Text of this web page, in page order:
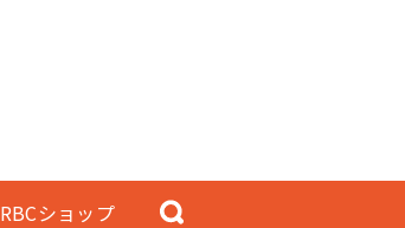
RBCショップ